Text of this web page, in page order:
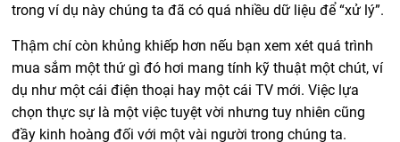
trong ví dụ này chúng ta đã có quá nhiều dữ liệu để “xử lý”.
Thậm chí còn khủng khiếp hơn nếu bạn xem xét quá trình
mua sắm một thứ gì đó hơi mang tính kỹ thuật một chút, ví
dụ như một cái điện thoại hay một cái TV mới. Việc lựa
chọn thực sự là một việc tuyệt vời nhưng tuy nhiên cũng
đầy kinh hoàng đối với một vài người trong chúng ta.